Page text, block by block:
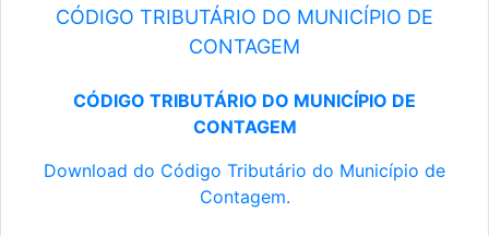
CÓDIGO TRIBUTÁRIO DO MUNICÍPIO DE
CONTAGEM
CÓDIGO TRIBUTÁRIO DO MUNICÍPIO DE
CONTAGEM
Download do Código Tributário do Município de
Contagem.